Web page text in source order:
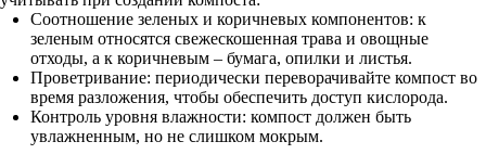
Соотношение зеленых и коричневых компонентов: к
зеленым относятся свежескошенная трава и овощные
отходы, а к коричневым – бумага, опилки и листья.
Проветривание: периодически переворачивайте компост во
время разложения, чтобы обеспечить доступ кислорода.
Контроль уровня влажности: компост должен быть
увлажненным, но не слишком мокрым.